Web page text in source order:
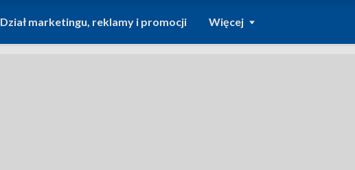
Dział marketingu, reklamy i promocji Więcej